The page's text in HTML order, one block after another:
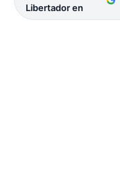
Libertador en